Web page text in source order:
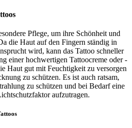
Pflege, um ihre Schönheit und
die Haut auf den Fingern ständig in
wird, kann das Tattoo schneller
einer hochwertigen Tattoocreme oder -
Haut gut mit Feuchtigkeit zu versorgen
zu schützen. Es ist auch ratsam,
zu schützen und bei Bedarf eine
aufzutragen.